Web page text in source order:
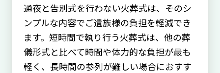
通夜と告別式を行わない火葬式は、そのシ
ンプルな内容でご遺族様の負担を軽減でき
ます。短時間で執り行う火葬式は、他の葬
儀形式と比べて時間や体力的な負担が最も
軽く、長時間の参列が難しい場合におすす